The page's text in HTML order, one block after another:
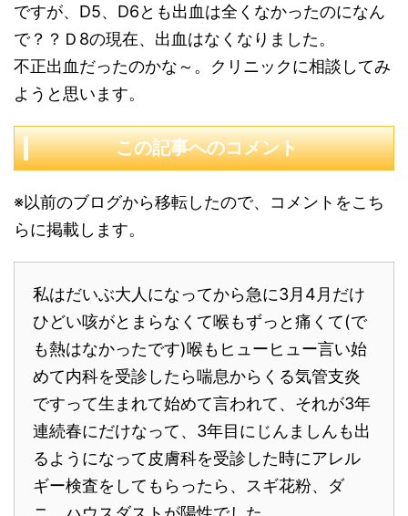
ですが、D5、D6とも出血は全くなかったのになん
で？？Ｄ8の現在、出血はなくなりました。
不正出血だったのかな～。クリニックに相談してみ
ようと思います。
この記事へのコメント
※以前のブログから移転したので、コメントをこち
らに掲載します。
私はだいぶ大人になってから急に3月4月だけ
ひどい咳がとまらなくて喉もずっと痛くて(で
も熱はなかったです)喉もヒューヒュー言い始
めて内科を受診したら喘息からくる気管支炎
ですって生まれて始めて言われて、それが3年
連続春にだけなって、3年目にじんましんも出
るようになって皮膚科を受診した時にアレル
ギー検査をしてもらったら、スギ花粉、ダ